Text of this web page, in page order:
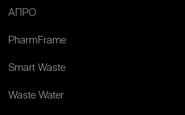
АПРО
PharmFrame
Smart Waste
Waste Water